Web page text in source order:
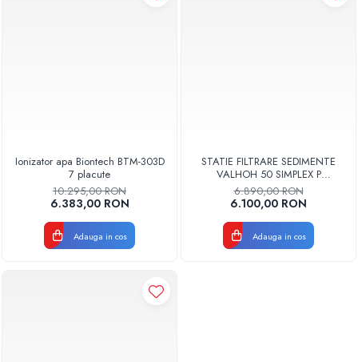
Ionizator apa Biontech BTM-303D
7 placute
10.295,00 RON
6.383,00 RON
Adauga in cos
STATIE FILTRARE SEDIMENTE
VALHOH 50 SIMPLEX P
Q=1.5MC/H
6.890,00 RON
6.100,00 RON
Adauga in cos